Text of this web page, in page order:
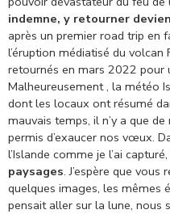
indemne, y retourner
après un premier road trip en
l’éruption médiatisé du
retournés en mars 2022 pour
Malheureusement , la météo
dont les locaux ont résumé
mauvais temps, il n’y a que
permis d’exaucer nos vœux.
l’Islande comme je l’ai capturé,
paysages. J’espère que vous
quelques images, les mêmes
pensait aller sur la lune, nous